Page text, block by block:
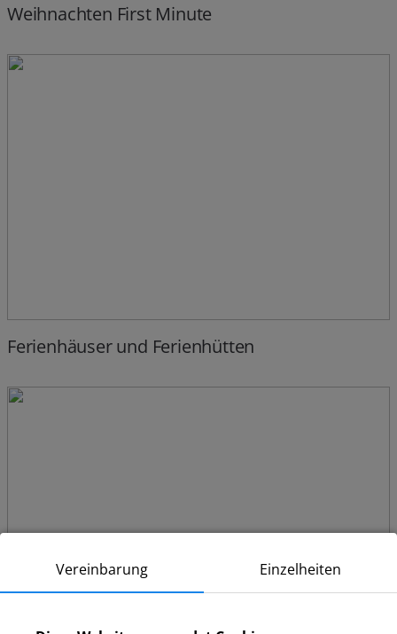
Weihnachten First Minute
Ferienhäuser und Ferienhütten
Vereinbarung Einzelheiten